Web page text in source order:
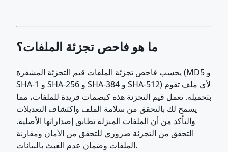
ما هو فاحص تجزئة الملفات؟
يحسب فاحص تجزئة الملفات قيم التجزئة المشفرة (MD5 و
SHA-1 و SHA-256 و SHA-384 و SHA-512) لأي ملف تقوم
بتحميله. تعمل قيم التجزئة هذه كبصمات فريدة للملفات، مما
يسمح لك بالتحقق من سلامة الملف واكتشاف التعديلات
والتأكد من أن الملفات المنزلة تطابق إصداراتها الأصلية.
التحقق من التجزئة ضروري للتحقق من الأمان ومقارنة
الملفات وضمان عدم العبث بالبيانات.